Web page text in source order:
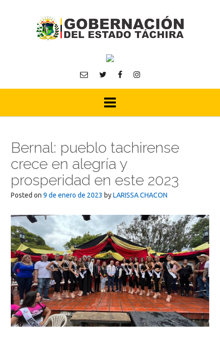
Bernal: pueblo tachirense
crece en alegría y
prosperidad en este 2023
Posted on 9 de enero de 2023 byLARISSA CHACON